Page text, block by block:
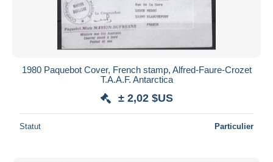
Virement bancaire
Visa
Mastercard
iDeal
1980 Paquebot Cover, French stamp, Alfred-Faure-Crozet
T.A.A.F. Antarctica
± 2,02 $US
Statut Particulier